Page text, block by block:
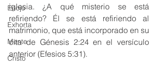
Enojo
Exhorta
Mente
Cristo
iglesia. ¿A qué misterio se está
refiriendo? Él se está refiriendo al
matrimonio, que está incorporado en su
cita de Génesis 2:24 en el versículo
anterior (Efesios 5:31).